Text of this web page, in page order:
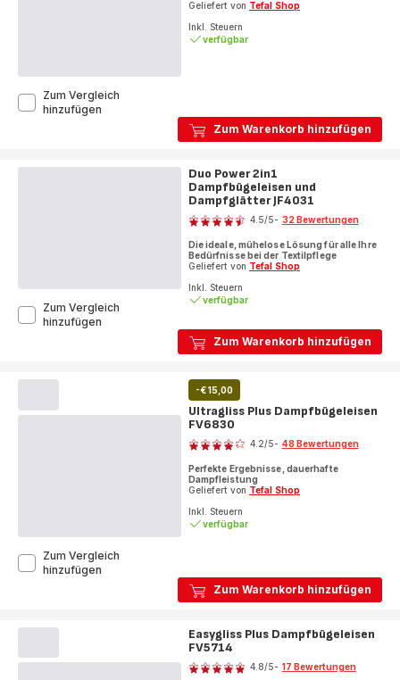
Zum Warenkorb hinzufügen
Geliefert von Tefal Shop
Inkl. Steuern
verfügbar
Zum Vergleich
hinzufügen
Dampfbügeleisen
Zum Warenkorb hinzufügen
Duo Power 2in1
Dampfbügeleisen und
Dampfglätter JF4031
Bewertung
4.5/5- 32 Bewertungen
Die ideale, mühelose Lösung für alle Ihre
Bedürfnisse bei der Textilpflege
Geliefert von Tefal Shop
Inkl. Steuern
verfügbar
Zum Vergleich
hinzufügen
Zum Warenkorb hinzufügen
-€ 15,00
Ultragliss Plus Dampfbügeleisen
FV6830
Bewertung
4.2/5- 48 Bewertungen
Perfekte Ergebnisse, dauerhafte
Dampfleistung
Geliefert von Tefal Shop
Inkl. Steuern
verfügbar
Zum Vergleich
hinzufügen
Dampfbügeleisen
Easygliss Plus Dampfbügeleisen
FV5714
Bewertung
4.8/5- 17 Bewertungen